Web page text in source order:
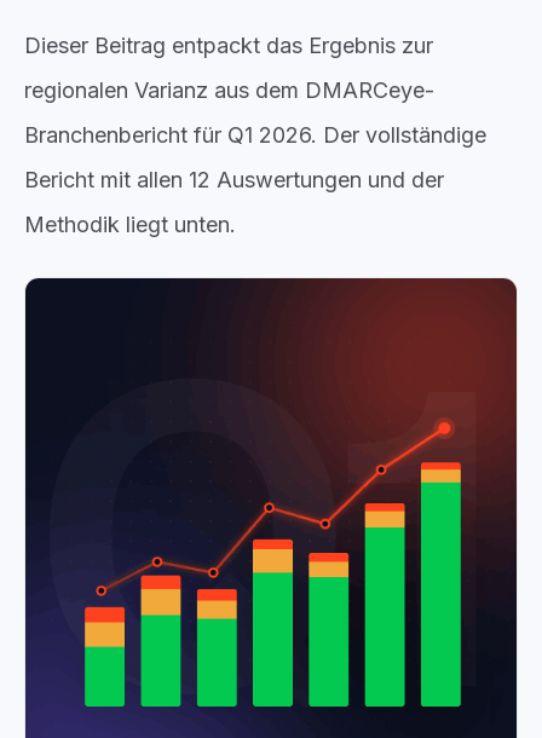
Dieser Beitrag entpackt das Ergebnis zur
regionalen Varianz aus dem DMARCeye-
Branchenbericht für Q1 2026. Der vollständige
Bericht mit allen 12 Auswertungen und der
Methodik liegt unten.